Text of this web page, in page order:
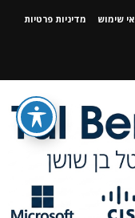
שימוש
מדיניות פרטיות